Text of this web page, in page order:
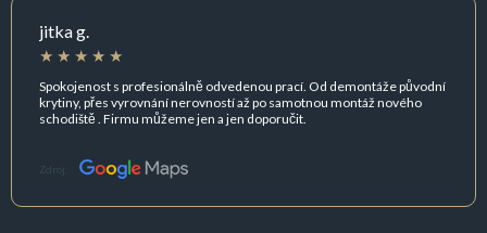
jitka g.
Spokojenost s profesionálně odvedenou prací. Od demontáže původní
krytiny, přes vyrovnání nerovností až po samotnou montáž nového
schodiště . Firmu můžeme jen a jen doporučit.
Zdroj: